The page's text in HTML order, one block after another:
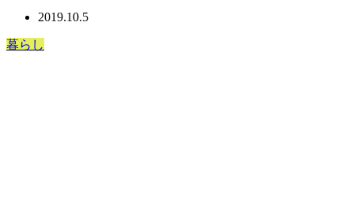
2019.10.5
暮らし